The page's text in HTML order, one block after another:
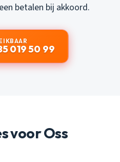
betalen bij akkoord.
019 50 99
voor Oss